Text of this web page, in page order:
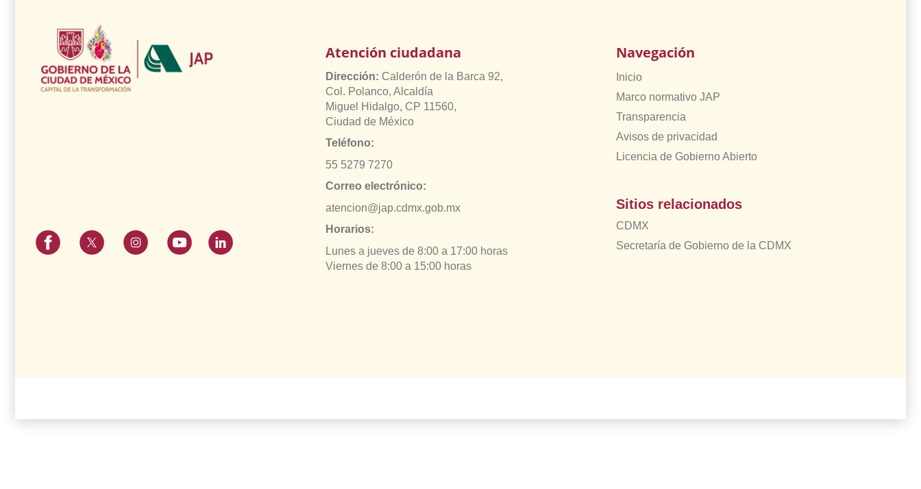
Atención ciudadana
Dirección: Calderón de la Barca 92,
Col. Polanco, Alcaldía
Miguel Hidalgo, CP 11560,
Ciudad de México
Teléfono:
55 5279 7270
Correo electrónico:
atencion@jap.cdmx.gob.mx
Horarios:
Lunes a jueves de 8:00 a 17:00 horas
Viernes de 8:00 a 15:00 horas
Navegación
Inicio
Marco normativo JAP
Transparencia
Avisos de privacidad
Licencia de Gobierno Abierto
Sitios relacionados
CDMX
Secretaría de Gobierno de la CDMX